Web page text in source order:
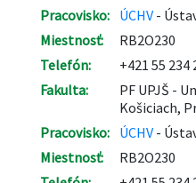
Pracovisko:
ÚCHV-
Miestnosť:
RB2O230
Telefón:
+421 55 234
Fakulta:
PF UPJŠ -
Košiciach,
Pracovisko:
ÚCHV-
Miestnosť:
RB2O230